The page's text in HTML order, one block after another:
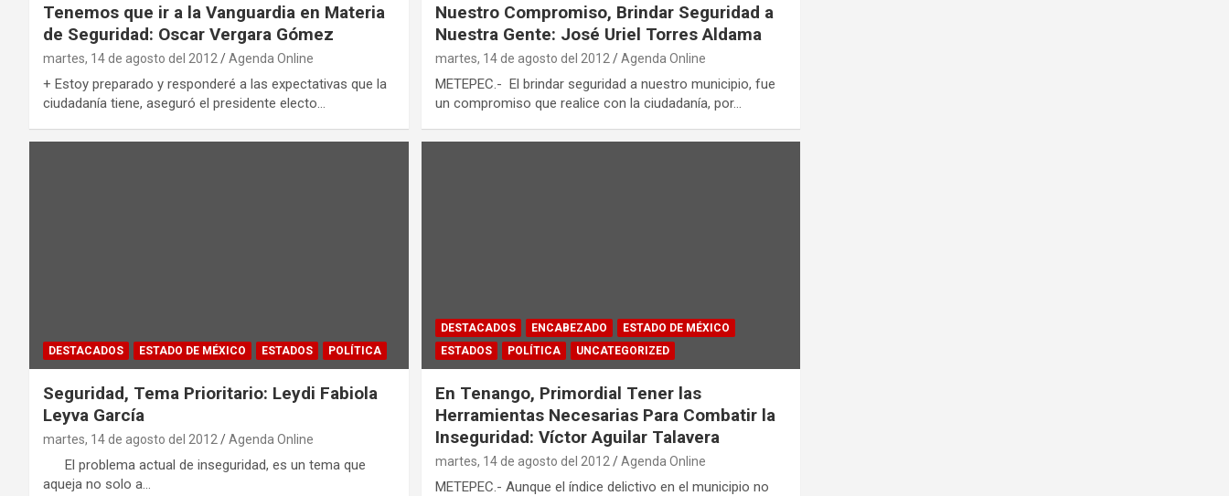
Tenemos que ir a la Vanguardia en Materia
de Seguridad: Oscar Vergara Gómez
martes, 14 de agosto del 2012 Agenda Online
+ Estoy preparado y responderé a las expectativas que la
ciudadanía tiene, aseguró el presidente electo…
Nuestro Compromiso, Brindar Seguridad a
Nuestra Gente: José Uriel Torres Aldama
martes, 14 de agosto del 2012 Agenda Online
METEPEC.- El brindar seguridad a nuestro municipio, fue
un compromiso que realice con la ciudadanía, por…
DESTACADOS ESTADO DE MÉXICO ESTADOS POLÍTICA
Seguridad, Tema Prioritario: Leydi Fabiola
Leyva García
martes, 14 de agosto del 2012 Agenda Online
El problema actual de inseguridad, es un tema que
aqueja no solo a…
DESTACADOS ENCABEZADO
ESTADO DE MÉXICO
ESTADOS
POLÍTICA UNCATEGORIZED
En Tenango, Primordial Tener las
Herramientas Necesarias Para Combatir la
Inseguridad: Víctor Aguilar Talavera
martes, 14 de agosto del 2012 Agenda Online
METEPEC.- Aunque el índice delictivo en el municipio no